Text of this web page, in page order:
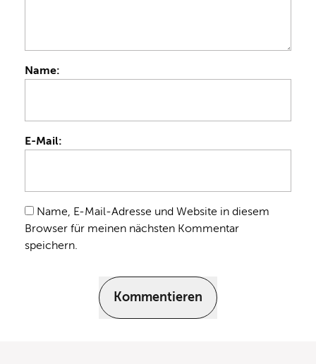
Name:
E-Mail:
Name, E-Mail-Adresse und Website in diesem
Browser für meinen nächsten Kommentar
speichern.
Kommentieren